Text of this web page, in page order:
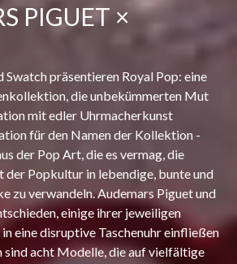
PIGUET ×
Swatch präsentieren Royal Pop: eine
die unbekümmerten Mut
mit edler Uhrmacherkunst
für den Namen der Kollektion -
der Pop Art, die es vermag, die
Popkultur in lebendige, bunte und
zu verwandeln. Audemars Piguet und
einige ihrer jeweiligen
eine disruptive Taschenuhr einfließen
sind acht Modelle, die auf vielfältige